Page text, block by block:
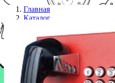
Главная
Каталог
JR207-FK, клавиатура (16
аналоговый